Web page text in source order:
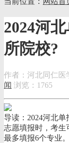
2024河
所院校?
作者：河北同仁医
闻 浏览：1765
导读：2024河北
志愿填报时，考生
最多填报6个专业